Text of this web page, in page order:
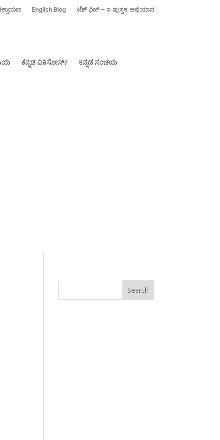
‍English Blog ಟೆಕ್ ಫಿಜ್ – ಇ-ಪುಸ್ತಕ ಅಭಿಯಾನ
ಕನ್ನಡ ವಿಕಿಸೋರ್ಸ್ ಕನ್ನಡ ಸಂಚಯ